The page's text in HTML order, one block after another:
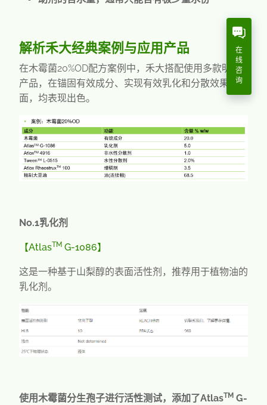
解析禾大经典案例与应用产品
在木霉菌20%OD配方案例中，禾大搭配使用多款明星
产品，在锚固有效成分、实现有效乳化和分散效果方
面，均表现出色。
No.1乳化剂
【AtlasTM G-1086】
这是一种基于山梨醇的表面活性剂，推荐用于植物油的
乳化剂。
使用木霉菌分生孢子进行活性测试，添加了AtlasTM G-
在
线
咨
询